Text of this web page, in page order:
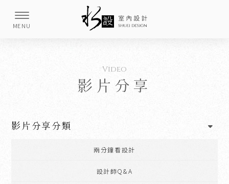
影片分享
影片分享分類
兩分鐘看設計
設計師Q&A